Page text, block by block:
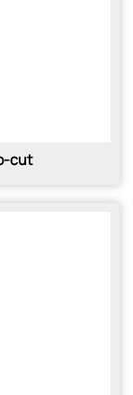
cut